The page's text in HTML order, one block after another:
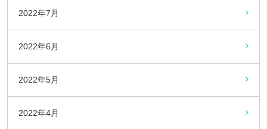
2022年7月
2022年6月
2022年5月
2022年4月